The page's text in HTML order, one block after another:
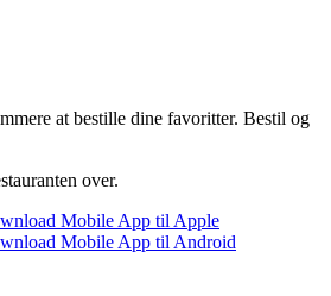
at bestille dine favoritter. Bestil og
over.